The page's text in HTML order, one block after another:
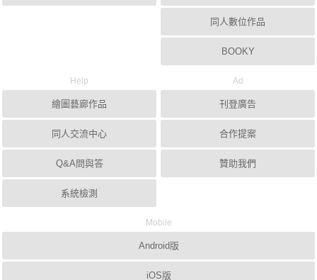
同人數位作品
BOOKY
Help
繪圖藝廊作品
同人交流中心
Q&A問與答
系統檢測
Ad
刊登廣告
合作提案
贊助我們
Mobile
Android版
iOS版